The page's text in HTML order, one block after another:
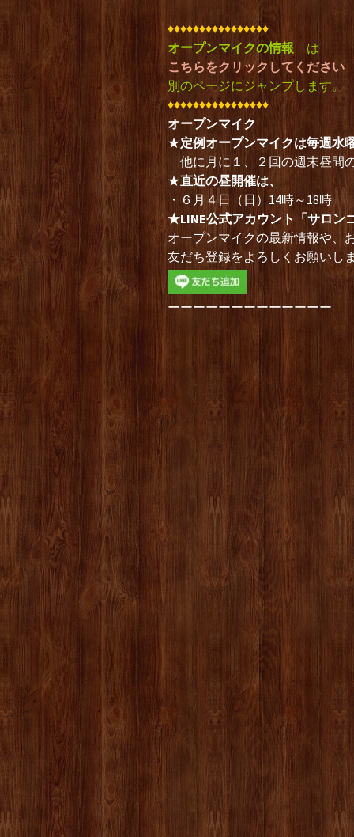
♦︎♦︎♦︎♦︎♦︎♦︎♦︎♦︎♦︎♦︎♦︎♦︎♦︎♦︎♦︎♦︎
オープンマイクの情報 は
こちらをクリックしてください
別のページにジャンプします。
♦︎♦︎♦︎♦︎♦︎♦︎♦︎♦︎♦︎♦︎♦︎♦︎♦︎♦︎♦︎♦︎
オープンマイク
★定例オープンマイクは毎週水
他に月に１、２回の週末昼間
★直近の昼開催は、
・６月４日（日）14時～18時
★LINE公式アカウント「サロン
オープンマイクの最新情報や、
友だち登録をよろしくお願いし
ーーーーーーーーーーーーー